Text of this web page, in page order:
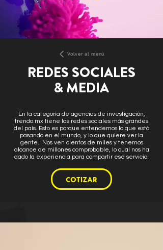
Volver al menú
REDES SOCIALES
& MEDIA
En la categoría de agencias de investigación,
trendo.mx tiene las redes sociales más grandes
del país. Esto es porque entendemos lo que está
pasando en el mundo, y lo que quiere ver la
gente. Nos ven cientos de miles y tenemos
alcance de millones comprobable, lo cual nos ha
dado la experiencia para compartir ese servicio.
COTIZAR